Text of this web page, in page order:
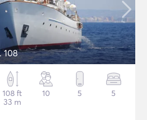
108
108 ft
33 m
10 5 5